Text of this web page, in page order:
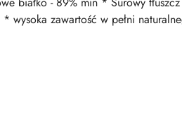
wysoka zawartość w pełni